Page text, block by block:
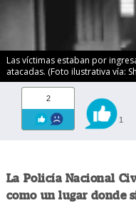
Las víctimas estaban por
atacadas. (Foto ilustrativa vía:
2
1
La Policía Nacional
como un lugar donde